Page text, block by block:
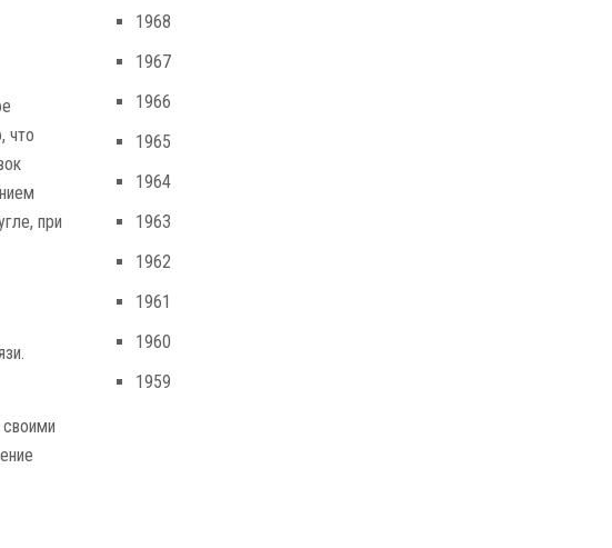
что
при
1968
1967
1966
1965
1964
1963
1962
1961
1960
1959